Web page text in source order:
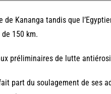
Kananga tandis que
150 km.
préliminaires de lutte
part du soulagement de ses